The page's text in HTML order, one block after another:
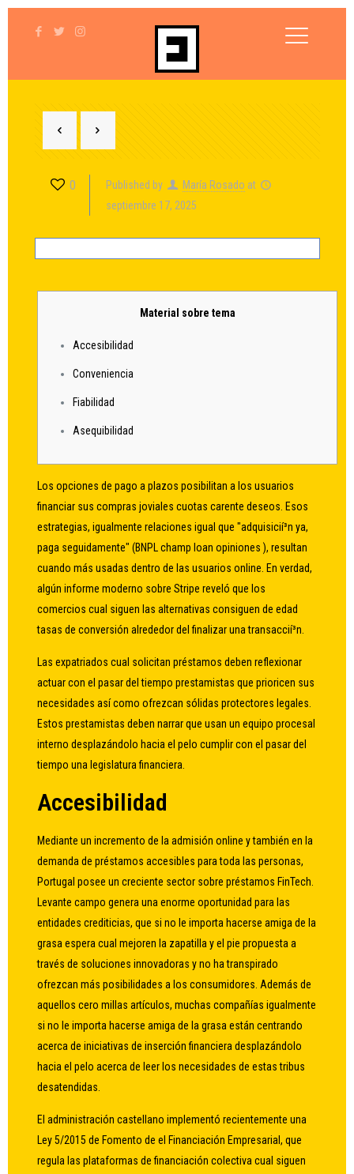
0 Published by María Rosado at
septiembre 17, 2025
Material sobre tema
Accesibilidad
Conveniencia
Fiabilidad
Asequibilidad
Los opciones de pago a plazos posibilitan a los usuarios
financiar sus compras joviales cuotas carente deseos. Esos
estrategias, igualmente relaciones igual que "adquisicií³n ya,
paga seguidamente" (BNPLchamp loan opiniones ), resultan
cuando más usadas dentro de las usuarios online. En verdad,
algún informe moderno sobre Stripe reveló que los
comercios cual siguen las alternativas consiguen de edad
tasas de conversión alrededor del finalizar una transaccií³n.
Las expatriados cual solicitan préstamos deben reflexionar
actuar con el pasar del tiempo prestamistas que prioricen sus
necesidades así­ como ofrezcan sólidas protectores legales.
Estos prestamistas deben narrar que usan un equipo procesal
interno desplazándolo hacia el pelo cumplir con el pasar del
tiempo una legislatura financiera.
Accesibilidad
Mediante un incremento de la admisión online y también en la
demanda de préstamos accesibles para toda las personas,
Portugal posee un creciente sector sobre préstamos FinTech.
Levante campo genera una enorme oportunidad para las
entidades crediticias, que si no le importa hacerse amiga de la
grasa espera cual mejoren la zapatilla y el pie propuesta a
través de soluciones innovadoras y no ha transpirado
ofrezcan más posibilidades a los consumidores. Además de
aquellos cero millas artículos, muchas compañías igualmente
si no le importa hacerse amiga de la grasa están centrando
acerca de iniciativas de inserción financiera desplazándolo
hacia el pelo acerca de leer los necesidades de estas tribus
desatendidas.
El administración castellano implementó recientemente una
Ley 5/2015 de Fomento de el Financiación Empresarial, que
regula las plataformas de financiación colectiva cual siguen